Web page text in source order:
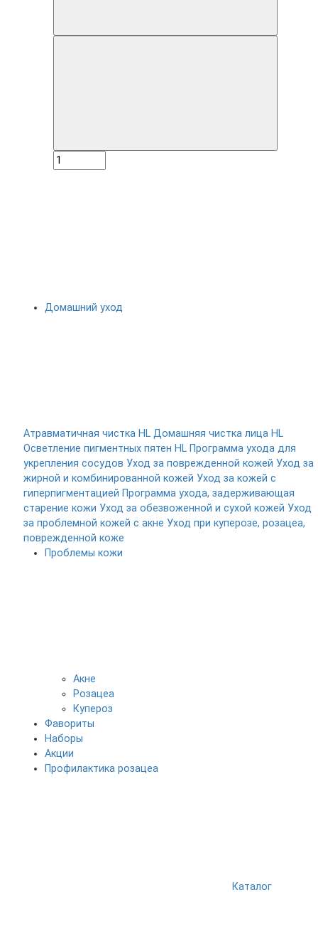
Домашний уход
Атравматичная чистка HL Домашняя чистка лица HL
Осветление пигментных пятен HL Программа ухода для
укрепления сосудов Уход за поврежденной кожей Уход за
жирной и комбинированной кожей Уход за кожей с
гиперпигментацией Программа ухода, задерживающая
старение кожи Уход за обезвоженной и сухой кожей Уход
за проблемной кожей с акне Уход при куперозе, розацеа,
поврежденной коже
Проблемы кожи
Акне
Розацеа
Купероз
Фавориты
Наборы
Акции
Профилактика розацеа
Каталог